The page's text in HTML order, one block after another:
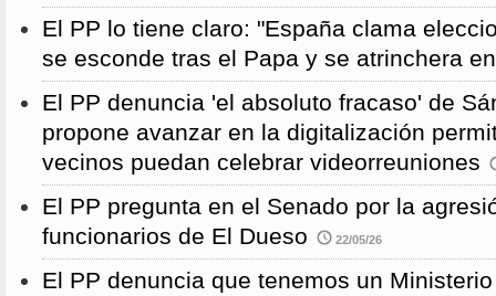
El PP lo tiene claro: "España clama
se esconde tras el Papa y se atrinchera
El PP denuncia 'el absoluto fracaso' de
propone avanzar en la digitalización
vecinos puedan celebrar videorreuniones
El PP pregunta en el Senado por la
funcionarios de El Dueso
22/05/26
El PP denuncia que tenemos un